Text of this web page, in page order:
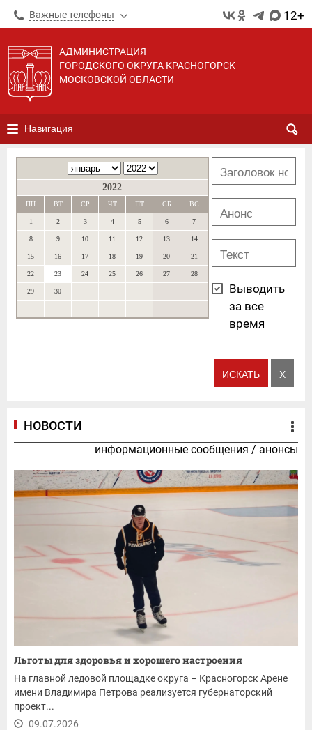
Важные телефоны 12+
АДМИНИСТРАЦИЯ
ГОРОДСКОГО ОКРУГА КРАСНОГОРСК
МОСКОВСКОЙ ОБЛАСТИ
Навигация
2022
ПН ВТ СР ЧТ ПТ СБ ВС
1 2 3 4 5 6 7
8 9 10 11 12 13 14
15 16 17 18 19 20 21
22 23 24 25 26 27 28
29 30
Выводить
за все
время
НОВОСТИ
информационные сообщения / анонсы
Льготы для здоровья и хорошего настроения
На главной ледовой площадке округа – Красногорск Арене
имени Владимира Петрова реализуется губернаторский
проект...
09.07.2026